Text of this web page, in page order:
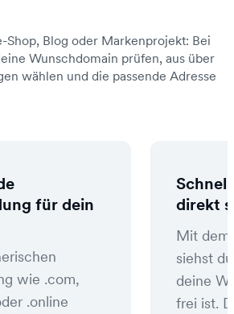
Shop, Blog oder Markenprojekt: Bei
Wunschdomain prüfen, aus über
wählen und die passende Adresse
für dein
wie .com,
.online
direkt
Mit dem
siehst
deine
frei ist.